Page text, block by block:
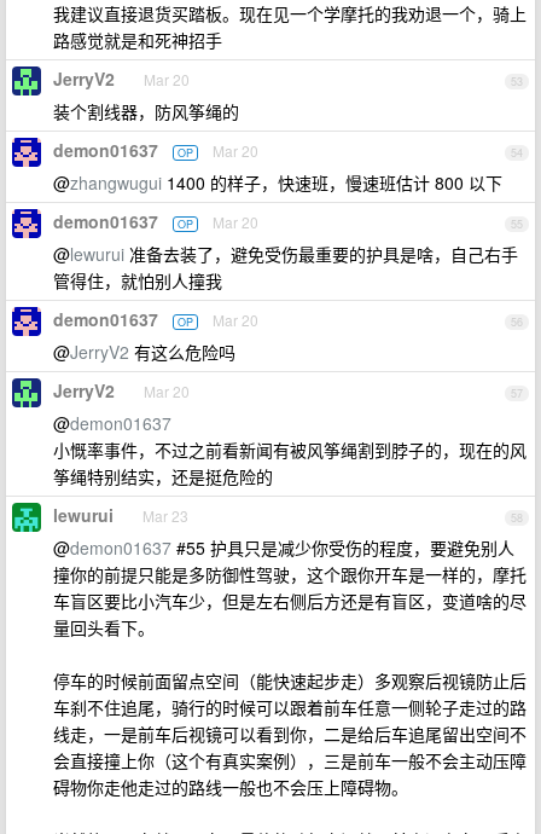
我建议直接退货买踏板。现在见一个学摩托的我劝退一个，骑上
路感觉就是和死神招手
53
JerryV2 Mar 20
装个割线器，防风筝绳的
54
demon01637 OP Mar 20
@zhangwugui 1400 的样子，快速班，慢速班估计 800 以下
55
demon01637 OP Mar 20
@lewurui 准备去装了，避免受伤最重要的护具是啥，自己右手
管得住，就怕别人撞我
56
demon01637 OP Mar 20
@JerryV2 有这么危险吗
57
JerryV2 Mar 20
@demon01637
小慨率事件，不过之前看新闻有被风筝绳割到脖子的，现在的风
筝绳特别结实，还是挺危险的
58
lewurui Mar 23
@demon01637 #55 护具只是减少你受伤的程度，要避免别人
撞你的前提只能是多防御性驾驶，这个跟你开车是一样的，摩托
车盲区要比小汽车少，但是左右侧后方还是有盲区，变道啥的尽
量回头看下。
停车的时候前面留点空间（能快速起步走）多观察后视镜防止后
车刹不住追尾，骑行的时候可以跟着前车任意一侧轮子走过的路
线走，一是前车后视镜可以看到你，二是给后车追尾留出空间不
会直接撞上你（这个有真实案例），三是前车一般不会主动压障
碍物你走他走过的路线一般也不会压上障碍物。